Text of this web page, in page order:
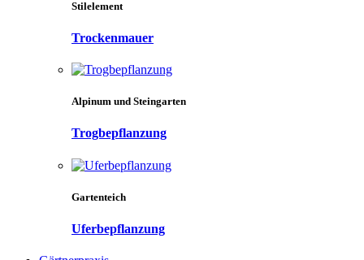
Stilelement
Trockenmauer
Alpinum und Steingarten
Trogbepflanzung
Gartenteich
Uferbepflanzung